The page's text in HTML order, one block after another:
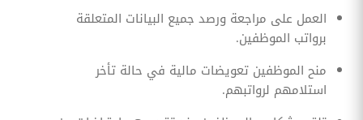
العمل على مراجعة ورصد جميع البيانات المتعلقة
برواتب الموظفين.
منح الموظفين تعويضات مالية في حالة تأخر
استلامهم لرواتبهم.